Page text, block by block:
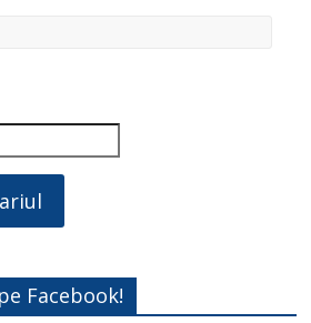
Facebook!